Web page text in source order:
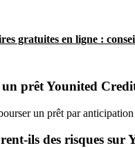
gratuites en ligne :
prêt Younited
un prêt par
ils des risques sur